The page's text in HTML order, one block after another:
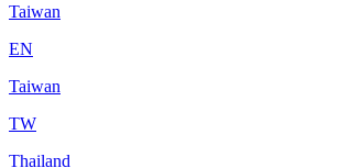
Taiwan
EN
Taiwan
TW
Thailand